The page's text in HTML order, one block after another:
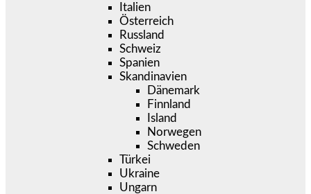
Italien
Österreich
Russland
Schweiz
Spanien
Skandinavien
Dänemark
Finnland
Island
Norwegen
Schweden
Türkei
Ukraine
Ungarn